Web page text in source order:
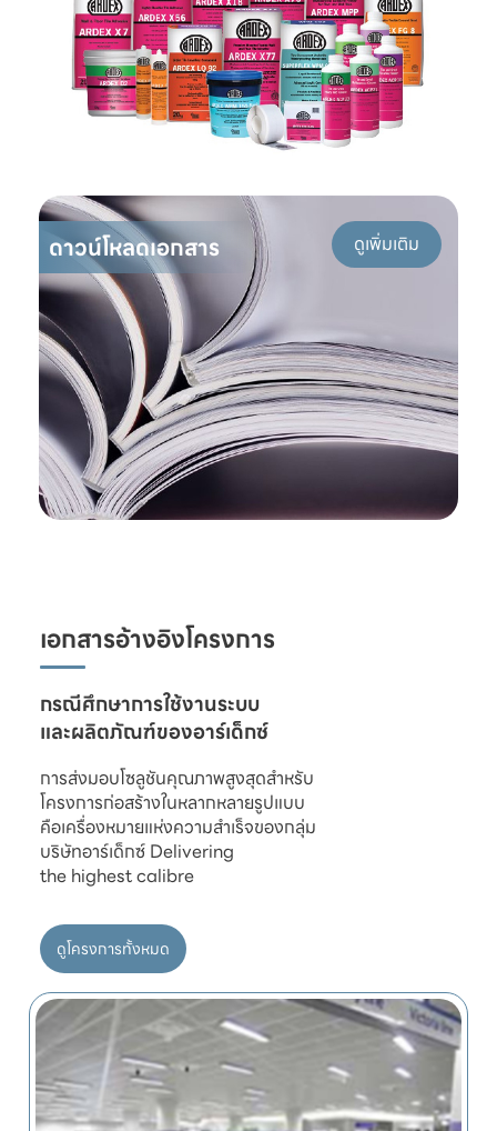
ดาวน์โหลดเอกสาร ดูเพิ่มเติม
เอกสารอ้างอิงโครงการ
และผลิตภัณฑ์ของอาร์เด็กซ์
การส่งมอบโซลูชันคุณภาพสูงสุดสำหรับ
โครงการก่อสร้างในหลากหลายรูปแบบ
คือเครื่องหมายแห่งความสำเร็จของกลุ่ม
บริษัทอาร์เด็กซ์ Delivering
ดูโครงการทั้งหมด